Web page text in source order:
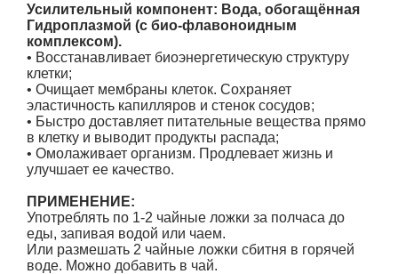
Усилительный компонент: Вода, обогащённая
Гидроплазмой (с био-флавоноидным
комплексом).
• Восстанавливает биоэнергетическую структуру
клетки;
• Очищает мембраны клеток. Сохраняет
эластичность капилляров и стенок сосудов;
• Быстро доставляет питательные вещества прямо
в клетку и выводит продукты распада;
• Омолаживает организм. Продлевает жизнь и
улучшает ее качество.
ПРИМЕНЕНИЕ:
Употреблять по 1-2 чайные ложки за полчаса до
еды, запивая водой или чаем.
Или размешать 2 чайные ложки сбитня в горячей
воде. Можно добавить в чай.